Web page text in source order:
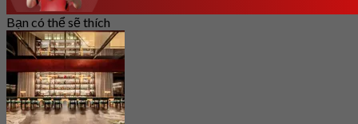
Bạn có thể sẽ thích